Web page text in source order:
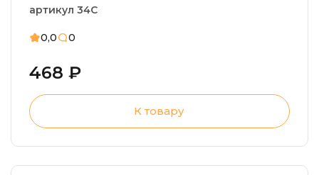
артикул 34С
0,0 0
468 ₽
К товару